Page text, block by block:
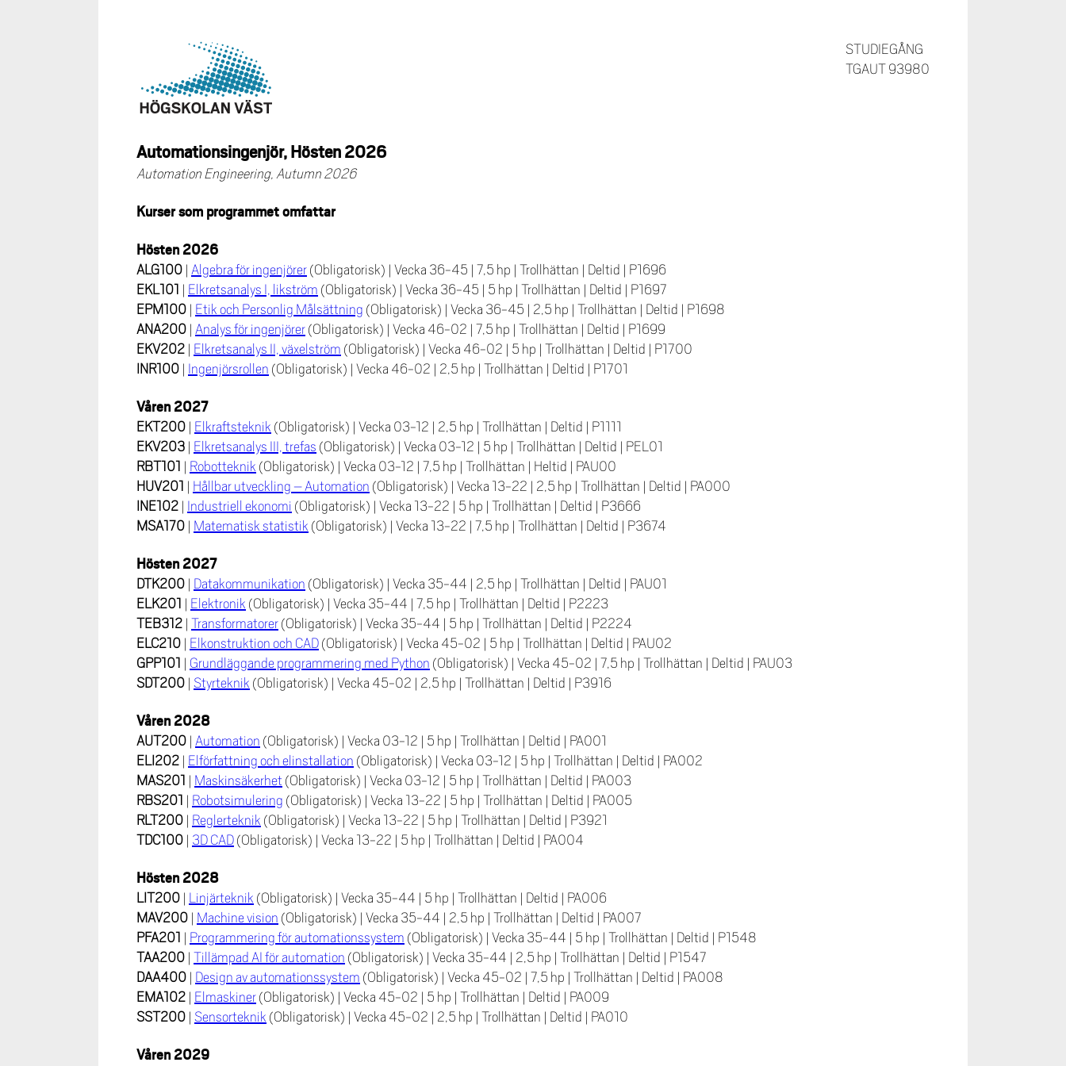
STUDIEGÅNG
TGAUT 93980
Automationsingenjör, Hösten 2026
Automation Engineering, Autumn 2026
Kurser som programmet omfattar
Hösten 2026
ALG100 | Algebra för ingenjörer (Obligatorisk) | Vecka 36-45 | 7,5 hp | Trollhättan | Deltid | P1696
EKL101 | Elkretsanalys I, likström (Obligatorisk) | Vecka 36-45 | 5 hp | Trollhättan | Deltid | P1697
EPM100 | Etik och Personlig Målsättning (Obligatorisk) | Vecka 36-45 | 2,5 hp | Trollhättan | Deltid | P1698
ANA200 | Analys för ingenjörer (Obligatorisk) | Vecka 46-02 | 7,5 hp | Trollhättan | Deltid | P1699
EKV202 | Elkretsanalys II, växelström (Obligatorisk) | Vecka 46-02 | 5 hp | Trollhättan | Deltid | P1700
INR100 | Ingenjörsrollen (Obligatorisk) | Vecka 46-02 | 2,5 hp | Trollhättan | Deltid | P1701
Våren 2027
EKT200 | Elkraftsteknik (Obligatorisk) | Vecka 03-12 | 2,5 hp | Trollhättan | Deltid | P1111
EKV203 | Elkretsanalys III, trefas (Obligatorisk) | Vecka 03-12 | 5 hp | Trollhättan | Deltid | PEL01
RBT101 | Robotteknik (Obligatorisk) | Vecka 03-12 | 7,5 hp | Trollhättan | Heltid | PAU00
HUV201 | Hållbar utveckling – Automation (Obligatorisk) | Vecka 13-22 | 2,5 hp | Trollhättan | Deltid | PA000
INE102 | Industriell ekonomi (Obligatorisk) | Vecka 13-22 | 5 hp | Trollhättan | Deltid | P3666
MSA170 | Matematisk statistik (Obligatorisk) | Vecka 13-22 | 7,5 hp | Trollhättan | Deltid | P3674
Hösten 2027
DTK200 | Datakommunikation (Obligatorisk) | Vecka 35-44 | 2,5 hp | Trollhättan | Deltid | PAU01
ELK201 | Elektronik (Obligatorisk) | Vecka 35-44 | 7,5 hp | Trollhättan | Deltid | P2223
TEB312 | Transformatorer (Obligatorisk) | Vecka 35-44 | 5 hp | Trollhättan | Deltid | P2224
ELC210 | Elkonstruktion och CAD (Obligatorisk) | Vecka 45-02 | 5 hp | Trollhättan | Deltid | PAU02
GPP101 | Grundläggande programmering med Python (Obligatorisk) | Vecka 45-02 | 7,5 hp | Trollhättan | Deltid | PAU03
SDT200 | Styrteknik (Obligatorisk) | Vecka 45-02 | 2,5 hp | Trollhättan | Deltid | P3916
Våren 2028
AUT200 | Automation (Obligatorisk) | Vecka 03-12 | 5 hp | Trollhättan | Deltid | PA001
ELI202 | Elförfattning och elinstallation (Obligatorisk) | Vecka 03-12 | 5 hp | Trollhättan | Deltid | PA002
MAS201 | Maskinsäkerhet (Obligatorisk) | Vecka 03-12 | 5 hp | Trollhättan | Deltid | PA003
RBS201 | Robotsimulering (Obligatorisk) | Vecka 13-22 | 5 hp | Trollhättan | Deltid | PA005
RLT200 | Reglerteknik (Obligatorisk) | Vecka 13-22 | 5 hp | Trollhättan | Deltid | P3921
TDC100 | 3D CAD (Obligatorisk) | Vecka 13-22 | 5 hp | Trollhättan | Deltid | PA004
Hösten 2028
LIT200 | Linjärteknik (Obligatorisk) | Vecka 35-44 | 5 hp | Trollhättan | Deltid | PA006
MAV200 | Machine vision (Obligatorisk) | Vecka 35-44 | 2,5 hp | Trollhättan | Deltid | PA007
PFA201 | Programmering för automationssystem (Obligatorisk) | Vecka 35-44 | 5 hp | Trollhättan | Deltid | P1548
TAA200 | Tillämpad AI för automation (Obligatorisk) | Vecka 35-44 | 2,5 hp | Trollhättan | Deltid | P1547
DAA400 | Design av automationssystem (Obligatorisk) | Vecka 45-02 | 7,5 hp | Trollhättan | Deltid | PA008
EMA102 | Elmaskiner (Obligatorisk) | Vecka 45-02 | 5 hp | Trollhättan | Deltid | PA009
SST200 | Sensorteknik (Obligatorisk) | Vecka 45-02 | 2,5 hp | Trollhättan | Deltid | PA010
Våren 2029